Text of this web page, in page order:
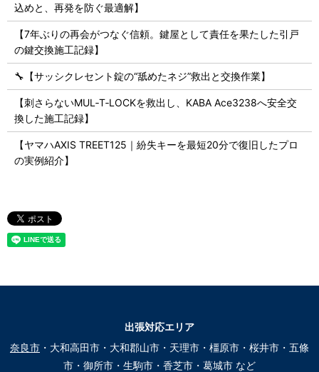
込めと、再発を防ぐ最適解】
【7年ぶりの再会がつなぐ信頼。鍵屋として責任を果たした引戸
の鍵交換施工記録】
🔧【サッシクレセント錠の“舐めたネジ”救出と交換作業】
【刺さらないMUL‑T‑LOCKを救出し、KABA Ace3238へ安全交
換した施工記録】
【ヤマハAXIS TREET125｜紛失キーを最短20分で復旧したプロ
の実例紹介】
出張対応エリア
奈良市 ・大和高田市・大和郡山市・天理市・橿原市・桜井市・五條
市・御所市・生駒市・香芝市・葛城市 など